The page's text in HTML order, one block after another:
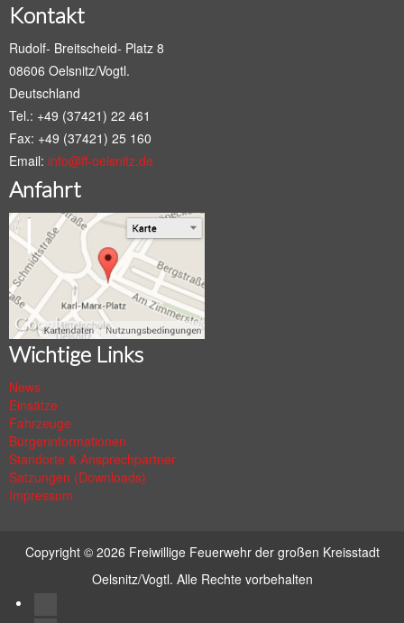
Kontakt
Rudolf- Breitscheid- Platz 8
08606 Oelsnitz/Vogtl.
Deutschland
Tel.: +49 (37421) 22 461
Fax: +49 (37421) 25 160
Email: info@ff-oelsnitz.de
Anfahrt
Wichtige Links
News
Einsätze
Fahrzeuge
Bürgerinformationen
Standorte & Ansprechpartner
Satzungen (Downloads)
Impressum
Copyright © 2026 Freiwillige Feuerwehr der großen Kreisstadt
Oelsnitz/Vogtl. Alle Rechte vorbehalten